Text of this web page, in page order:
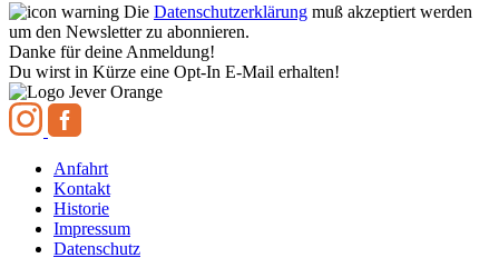
Die Datenschutzerklärung muß akzeptiert werden
um den Newsletter zu abonnieren.
Danke für deine Anmeldung!
Du wirst in Kürze eine Opt-In E-Mail erhalten!
Anfahrt
Kontakt
Historie
Impressum
Datenschutz